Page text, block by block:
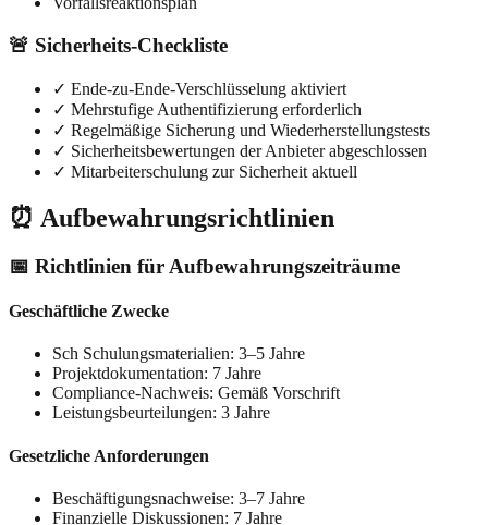
🚨 Sicherheits-Checkliste
✓ Ende-zu-Ende-Verschlüsselung aktiviert
✓ Mehrstufige Authentifizierung erforderlich
✓ Regelmäßige Sicherung und Wiederherstellungstests
✓ Sicherheitsbewertungen der Anbieter abgeschlossen
✓ Mitarbeiterschulung zur Sicherheit aktuell
⏰ Aufbewahrungsrichtlinien
📅 Richtlinien für Aufbewahrungszeiträume
Geschäftliche Zwecke
Sch Schulungsmaterialien: 3–5 Jahre
Projektdokumentation: 7 Jahre
Compliance-Nachweis: Gemäß Vorschrift
Leistungsbeurteilungen: 3 Jahre
Gesetzliche Anforderungen
Beschäftigungsnachweise: 3–7 Jahre
Finanzielle Diskussionen: 7 Jahre